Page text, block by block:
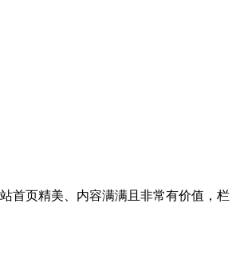
首页精美、内容满满且非常有价值，栏